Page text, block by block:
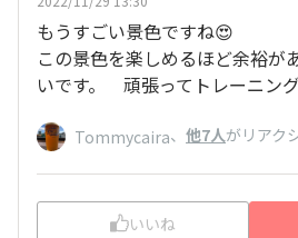
もうすごい景色ですね😍
この景色を楽しめるほど余裕が
いです。 頑張ってトレーニン
Tommycaira、 他7人がリアク
いいね